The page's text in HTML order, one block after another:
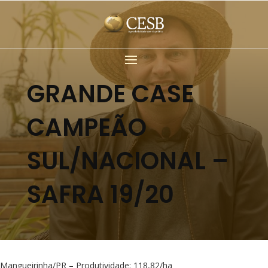
GRANDE CASE
CAMPEÃO
SUL/NACIONAL –
SAFRA 19/20
Mangueirinha/PR – Produtividade: 118,82/ha